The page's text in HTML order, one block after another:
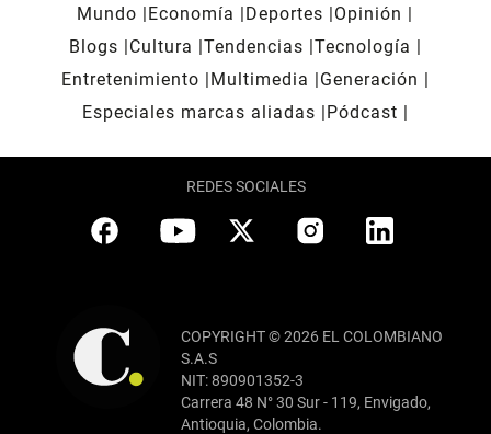
Mundo Economía Deportes
Opinión
Blogs
Cultura Tendencias Tecnología
Entretenimiento
Multimedia
Generación
Especiales marcas aliadas
Pódcast
REDES SOCIALES
COPYRIGHT © 2026 EL COLOMBIANO
S.A.S
NIT: 890901352-3
Carrera 48 N° 30 Sur - 119, Envigado,
Antioquia, Colombia.